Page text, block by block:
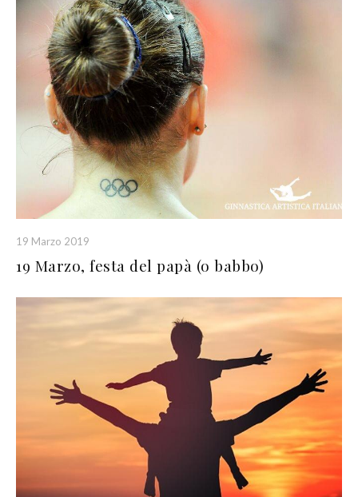
19 Marzo 2019
19 Marzo, festa del papà (o babbo)